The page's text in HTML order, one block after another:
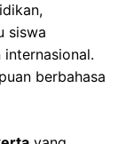
siswa
internasional.
berbahasa